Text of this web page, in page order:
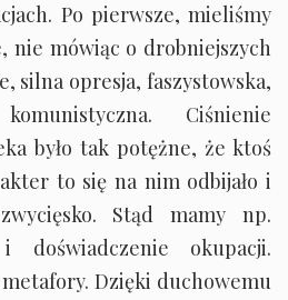
Po pierwsze, mieliśmy
nie mówiąc o drobniejszych
silna opresja, faszystowska,
Ciśnienie
było tak potężne, że ktoś
to się na nim odbijało i
Stąd mamy np.
doświadczenie okupacji.
Dzięki duchowemu